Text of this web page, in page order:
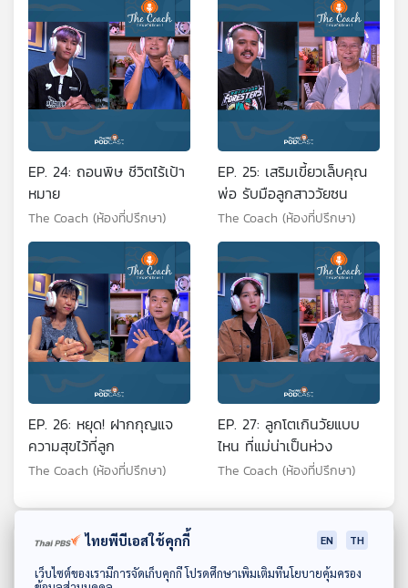
ดาวน์โหลด Thai PBS Podcast Application
EP. 24: ถอนพิษ ชีวิตไร้เป้า
หมาย
The Coach (ห้องที่ปรึกษา)
EP. 25: เสริมเขี้ยวเล็บคุณ
พ่อ รับมือลูกสาววัยซน
The Coach (ห้องที่ปรึกษา)
EP. 26: หยุด! ฝากกุญแจ
ความสุขไว้ที่ลูก
The Coach (ห้องที่ปรึกษา)
EP. 27: ลูกโตเกินวัยแบบ
ไหน ที่แม่น่าเป็นห่วง
The Coach (ห้องที่ปรึกษา)
ตอนที่เกี่ยวข้องไทยพีบีเอสใช้คุกกี้ EN TH
เว็บไซต์ของเรามีการจัดเก็บคุกกี้ โปรดศึกษาเพิ่มเติมที่นโยบายคุ้มครอง